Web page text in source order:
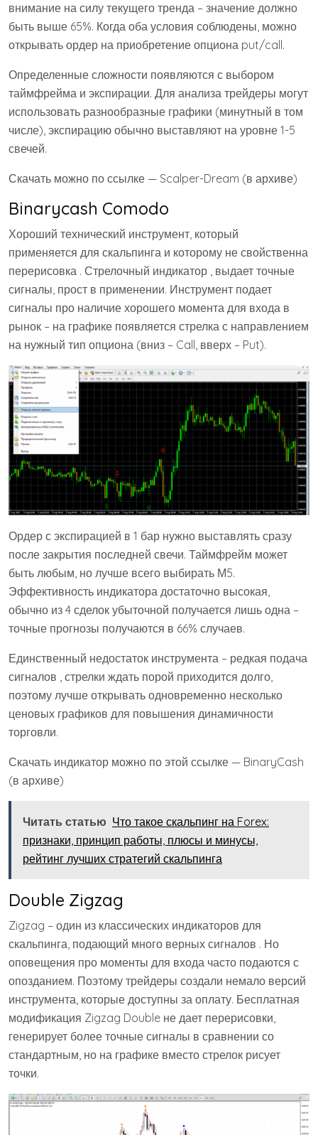
внимание на силу текущего тренда – значение должно
быть выше 65%. Когда оба условия соблюдены, можно
открывать ордер на приобретение опциона put/call.
Определенные сложности появляются с выбором
таймфрейма и экспирации. Для анализа трейдеры могут
использовать разнообразные графики (минутный в том
числе), экспирацию обычно выставляют на уровне 1-5
свечей.
Скачать можно по ссылке — Scalper-Dream (в архиве)
Binarycash Comodo
Хороший технический инструмент, который
применяется для скальпинга и которому не свойственна
перерисовка . Стрелочный индикатор , выдает точные
сигналы, прост в применении. Инструмент подает
сигналы про наличие хорошего момента для входа в
рынок – на графике появляется стрелка с направлением
на нужный тип опциона (вниз – Call, вверх – Put).
Ордер с экспирацией в 1 бар нужно выставлять сразу
после закрытия последней свечи. Таймфрейм может
быть любым, но лучше всего выбирать М5.
Эффективность индикатора достаточно высокая,
обычно из 4 сделок убыточной получается лишь одна –
точные прогнозы получаются в 66% случаев.
Единственный недостаток инструмента – редкая подача
сигналов , стрелки ждать порой приходится долго,
поэтому лучше открывать одновременно несколько
ценовых графиков для повышения динамичности
торговли.
Скачать индикатор можно по этой ссылке — BinaryCash
(в архиве)
Читать статью Что такое скальпинг на Forex:
признаки, принцип работы, плюсы и минусы,
рейтинг лучших стратегий скальпинга
Double Zigzag
Zigzag – один из классических индикаторов для
скальпинга, подающий много верных сигналов . Но
оповещения про моменты для входа часто подаются с
опозданием. Поэтому трейдеры создали немало версий
инструмента, которые доступны за оплату. Бесплатная
модификация Zigzag Double не дает перерисовки,
генерирует более точные сигналы в сравнении со
стандартным, но на графике вместо стрелок рисует
точки.